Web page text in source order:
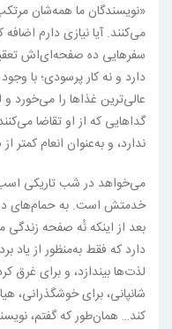
«نویسندگان ما همه‌شان
می‌کنند. آیا نیازی دارم
سفرهایی ده صفحه‌ای‌اش
دارد و نه کار پرسودی؛ با
عالی‌ترین غذاها را می‌خورد
گداهایی که از او تقاضا
ندارد، و به‌عنوان انعام کمتر
می‌خواهد در شب تاریکی
خدمتش است. به حمام‌های
بعد از اینکه نُه صفحه
دارد که فقط به‌منظور از یاد
لذت‌ها بیندازد، و برای غرق
شانپانی، برای خوشگذرانی،
کند… همان‌طور که گفتم،